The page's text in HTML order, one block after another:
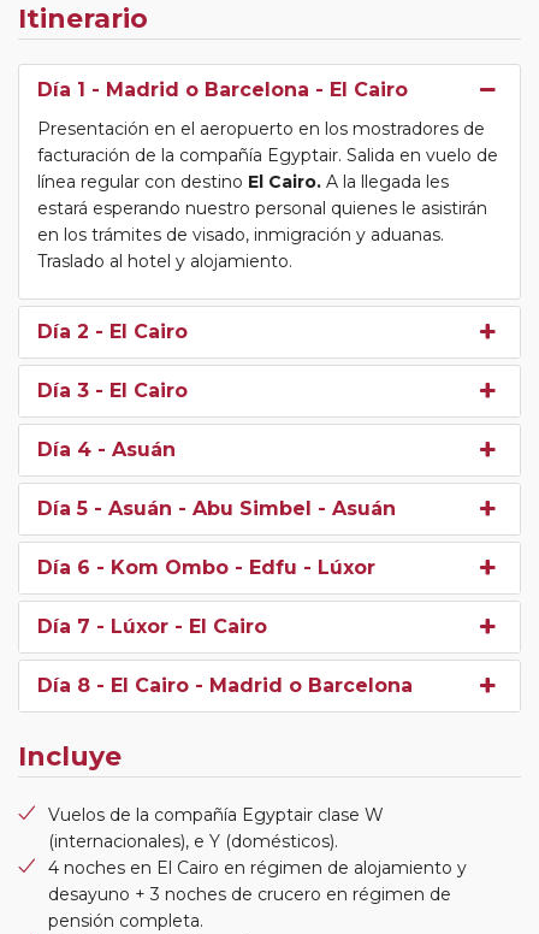
Itinerario
Día 1 - Madrid o Barcelona - El Cairo
Presentación en el aeropuerto en los mostradores de
facturación de la compañía Egyptair. Salida en vuelo de
línea regular con destino El Cairo. A la llegada les
estará esperando nuestro personal quienes le asistirán
en los trámites de visado, inmigración y aduanas.
Traslado al hotel y alojamiento.
Día 2 - El Cairo
Día 3 - El Cairo
Día 4 - Asuán
Día 5 - Asuán - Abu Simbel - Asuán
Día 6 - Kom Ombo - Edfu - Lúxor
Día 7 - Lúxor - El Cairo
Día 8 - El Cairo - Madrid o Barcelona
Incluye
Vuelos de la compañía Egyptair clase W
(internacionales), e Y (domésticos).
4 noches en El Cairo en régimen de alojamiento y
desayuno + 3 noches de crucero en régimen de
pensión completa.